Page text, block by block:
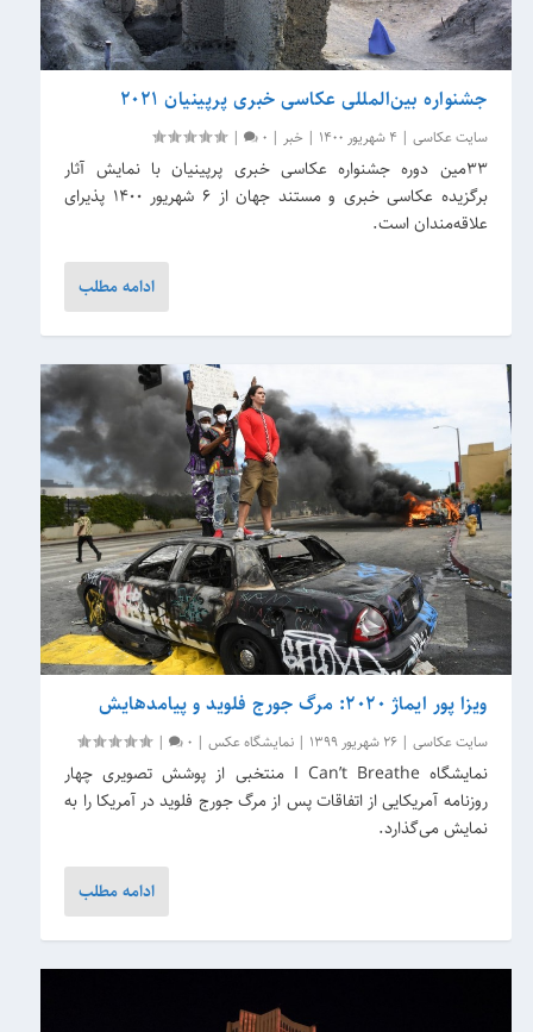
جشنواره بین‌المللی عکاسی خبری پرپینیان 2021
سایت عکاسی | 4 شهریور 1400 | خبر |
0
|
33مین دوره جشنواره عکاسی خبری پرپینیان با نمایش آثار
برگزیده عکاسی خبری و مستند جهان از 6 شهریور 1400 پذیرای
علاقه‌مندان است.
ادامه مطلب
ویزا پور ایماژ 2020: مرگ جورج فلوید و پیامدهایش
سایت عکاسی |26 شهریور 1399 |نمایشگاه عکس |
0
|
نمایشگاه I Can’t Breathe منتخبی از پوشش تصویری چهار
روزنامه آمریکایی از اتفاقات پس از مرگ جورج فلوید در آمریکا را به
نمایش می‌گذارد.
ادامه مطلب